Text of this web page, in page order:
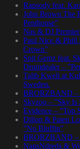
Rapsody feat.
John Brown The
Penthouse”
Nas & DJ
Paul Nice & Phill
Crown”
Spit Gemz feat.
Drumdealer –
Talib Kweli at
Sweden.
BRORZBAND –
Skyzoo – ”Sky Is
Evidence – ”Top
Dillon & Paten
”No Bluffin”
BRORZBAND –
NapsNdreds &